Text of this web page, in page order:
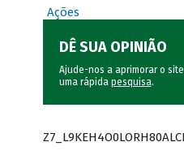
Ações
DÊ SUA OPINIÃO
Ajude-nos a aprimorar o
uma rápida pesquisa.